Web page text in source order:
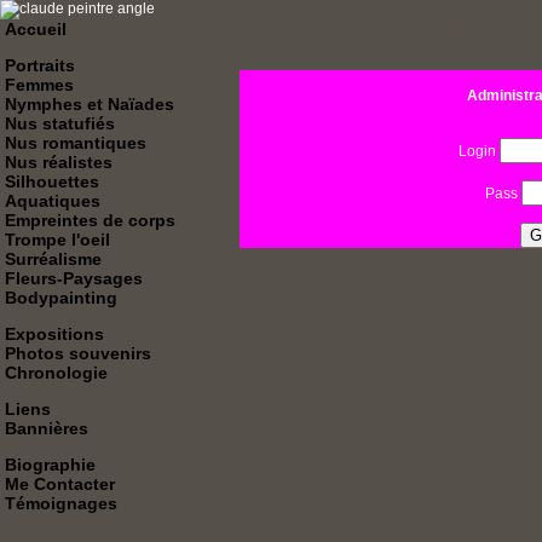
Accueil
Portraits
Femmes
Nymphes et Naïades
Nus statufiés
Nus romantiques
Nus réalistes
Silhouettes
Aquatiques
Empreintes de corps
Trompe l'oeil
Surréalisme
Fleurs-Paysages
Bodypainting
Expositions
Photos souvenirs
Chronologie
Liens
Bannières
Biographie
Me Contacter
Témoignages
Login
Pass